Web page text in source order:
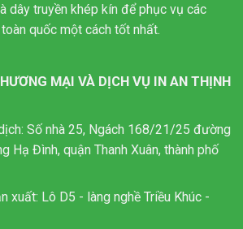
dây truyền khép kín để phục vụ các
quốc một cách tốt nhất.
MẠI VÀ DỊCH VỤ IN AN THỊNH
Số nhà 25, Ngách 168/21/25 đường
Hạ Đình, quận Thanh Xuân, thành phố
xuất: Lô D5 - làng nghề Triều Khúc -